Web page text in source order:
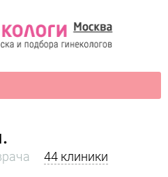
44 клиники